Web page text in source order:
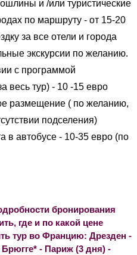
и /или туристические
по маршруту - от 15-20
за все отели и города
экскурсии по желанию.
с программой
весь тур) - 10 -15 евро
размещение ( по желанию,
подселения)
в автобусе - 10-35 евро (по
бронирования
где и по какой цене
тур во Францию: Дрезден -
- Париж (3 дня) -